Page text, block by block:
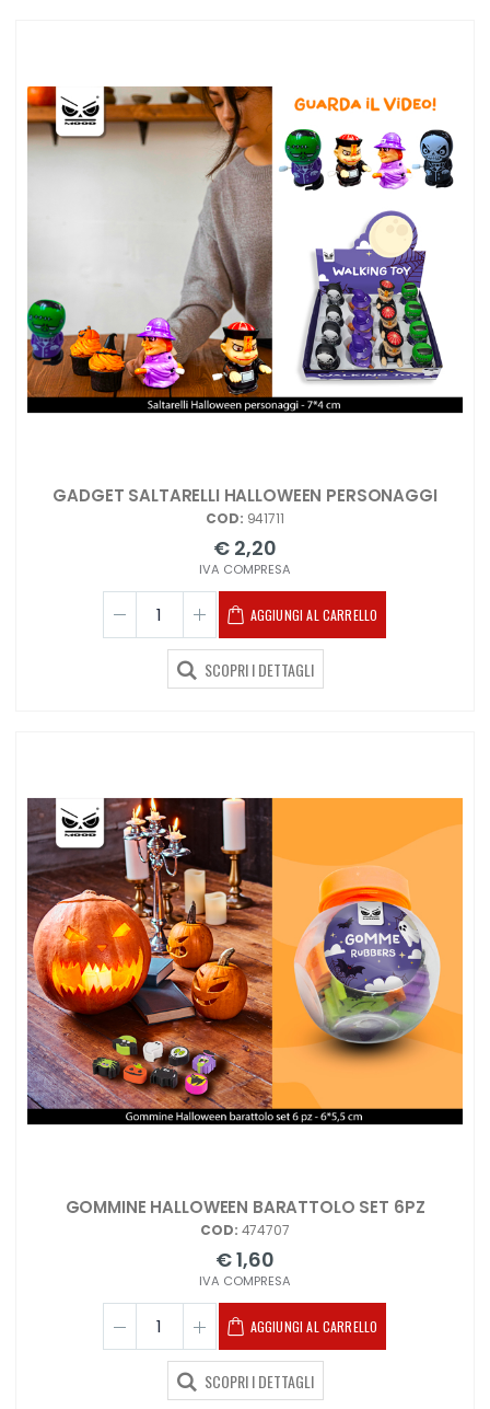
GADGET SALTARELLI HALLOWEEN PERSONAGGI
COD: 941711
€ 2,20
IVA COMPRESA
AGGIUNGI AL CARRELLO
SCOPRI I DETTAGLI
GOMMINE HALLOWEEN BARATTOLO SET 6PZ
COD: 474707
€ 1,60
IVA COMPRESA
AGGIUNGI AL CARRELLO
SCOPRI I DETTAGLI